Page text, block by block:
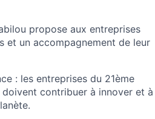
propose aux entreprises
et un accompagnement de leur
: les entreprises du 21ème
contribuer à innover et à